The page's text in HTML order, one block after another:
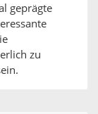
geprägte
zu